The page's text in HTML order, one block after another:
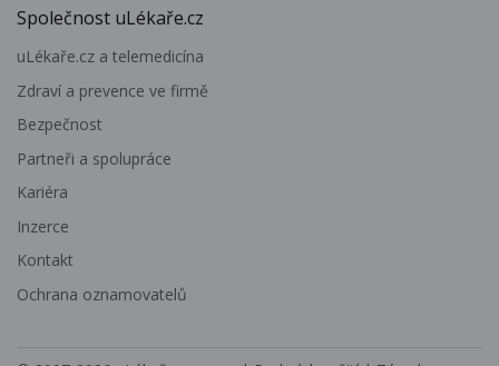
Společnost uLékaře.cz
uLékaře.cz a telemedicína
Zdraví a prevence ve firmě
Bezpečnost
Partneři a spolupráce
Kariéra
Inzerce
Kontakt
Ochrana oznamovatelů